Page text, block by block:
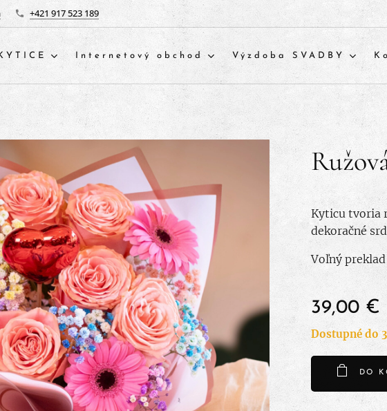
+421 917 523 189
Internetový obchod Výzdoba SVADBY
Kyticu tvoria
dekoračné
Voľný
39,00 €
Dostupné do
DO